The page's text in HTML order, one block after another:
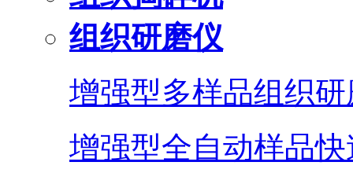
组织研磨仪
增强型多样品组织
增强型全自动样品